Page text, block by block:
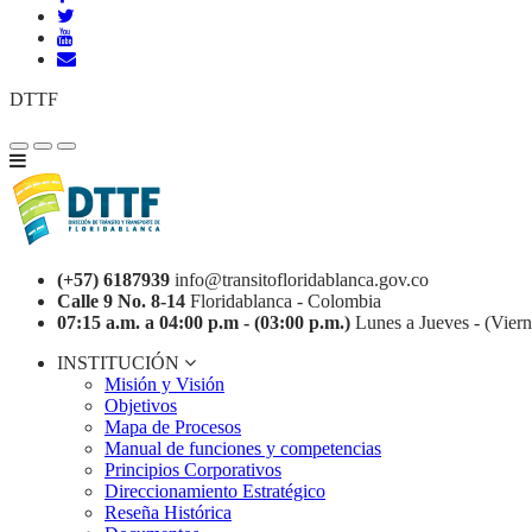
DTTF
(+57) 6187939 info@transitofloridablanca.gov.co
Calle 9 No. 8-14 Floridablanca - Colombia
07:15 a.m. a 04:00 p.m - (03:00 p.m.) Lunes a Jueves -
INSTITUCIÓN
Misión y Visión
Objetivos
Mapa de Procesos
Manual de funciones y competencias
Principios Corporativos
Direccionamiento Estratégico
Reseña Histórica